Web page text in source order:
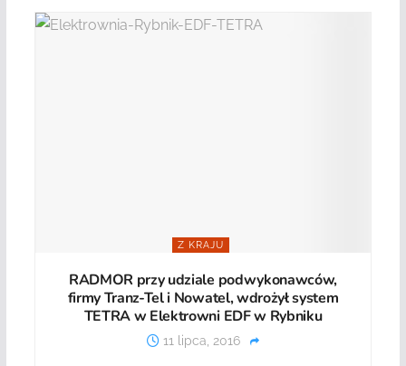
Z KRAJU
RADMOR przy udziale podwykonawców,
firmy Tranz-Tel i Nowatel, wdrożył system
TETRA w Elektrowni EDF w Rybniku
11 lipca, 2016